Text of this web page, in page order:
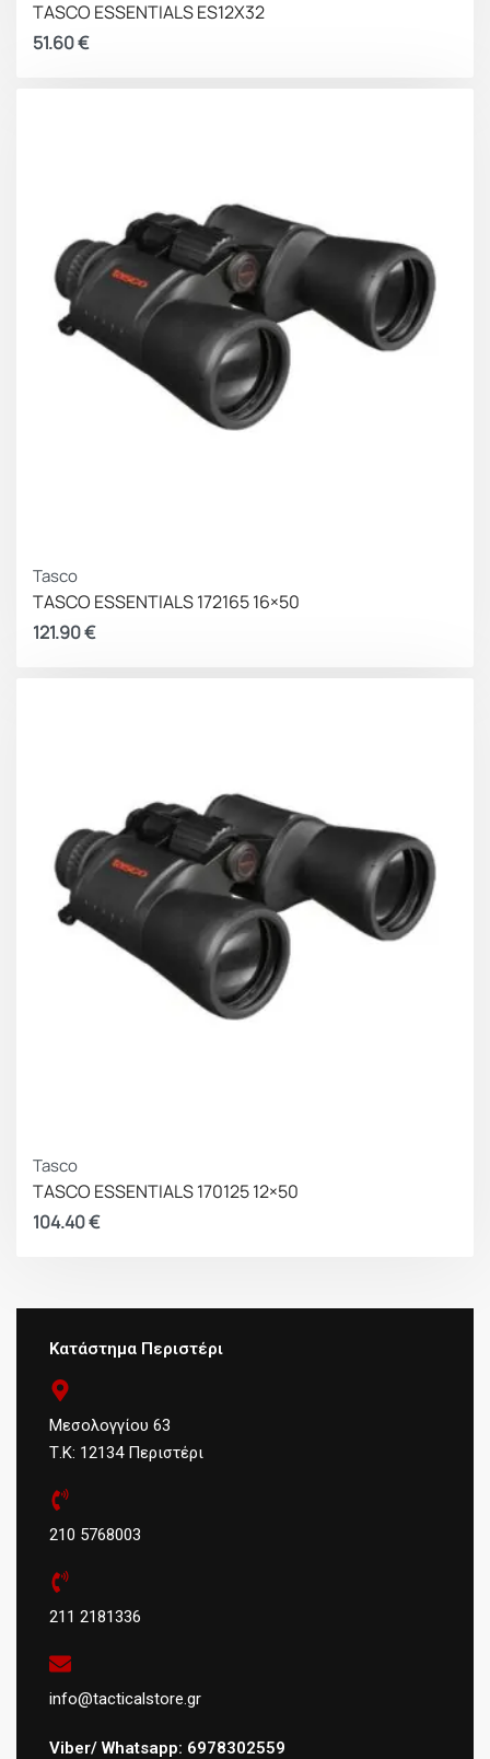
TASCO ESSENTIALS ES12X32
51.60€
Tasco
TASCO ESSENTIALS 172165 16×50
121.90€
Tasco
TASCO ESSENTIALS 170125 12×50
104.40€
Κατάστημα Περιστέρι
Μεσολογγίου 63
Τ.Κ: 12134 Περιστέρι
210 5768003
211 2181336
info@tacticalstore.gr
Viber/ Whatsapp: 6978302559